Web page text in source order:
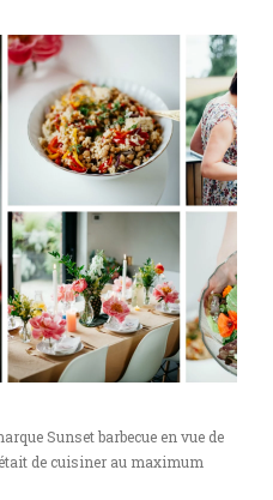
Sunset barbecue en vue de
de cuisiner au maximum